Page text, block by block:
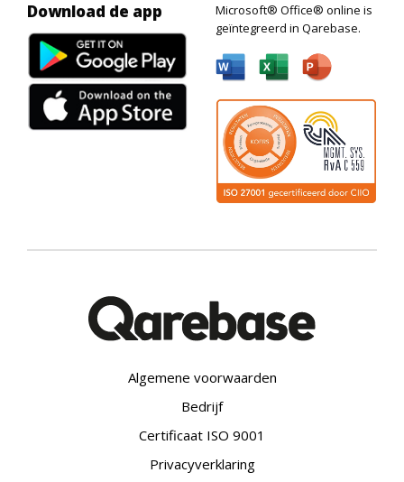
Download de app
Microsoft® Office® online is
geïntegreerd in Qarebase.
Algemene voorwaarden
Bedrijf
Certificaat ISO 9001
Privacyverklaring